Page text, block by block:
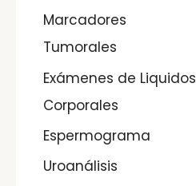
Marcadores
Tumorales
Exámenes de Liquidos
Corporales
Espermograma
Uroanálisis